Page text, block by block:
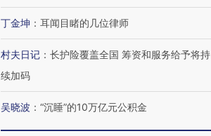
丁金坤 ： 耳闻目睹的几位律师
村夫日记 ： 长护险覆盖全国 筹资和服务给予将持
续加码
吴晓波 ： “沉睡”的10万亿元公积金